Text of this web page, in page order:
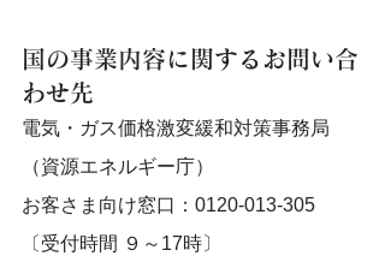
国の事業内容に関するお問い合
わせ先
電気・ガス価格激変緩和対策事務局
（資源エネルギー庁）
お客さま向け窓口：0120-013-305
〔受付時間 ９～17時〕